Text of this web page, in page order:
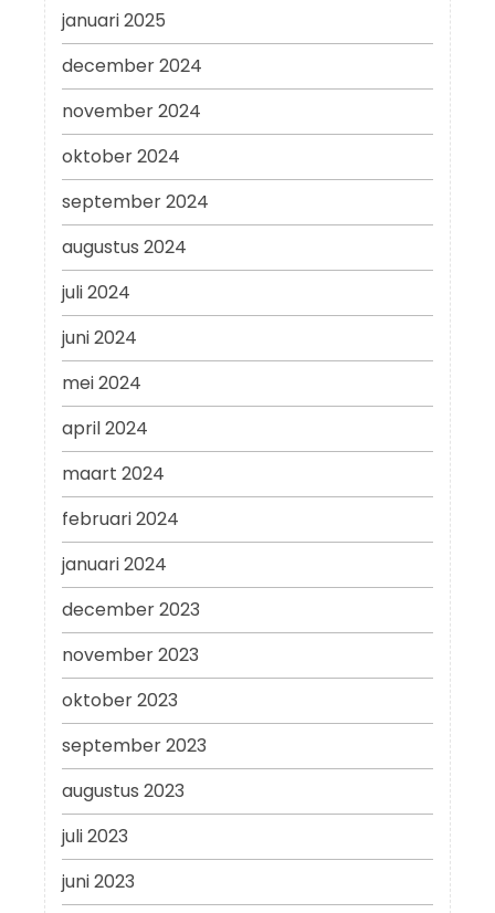
januari 2025
december 2024
november 2024
oktober 2024
september 2024
augustus 2024
juli 2024
juni 2024
mei 2024
april 2024
maart 2024
februari 2024
januari 2024
december 2023
november 2023
oktober 2023
september 2023
augustus 2023
juli 2023
juni 2023